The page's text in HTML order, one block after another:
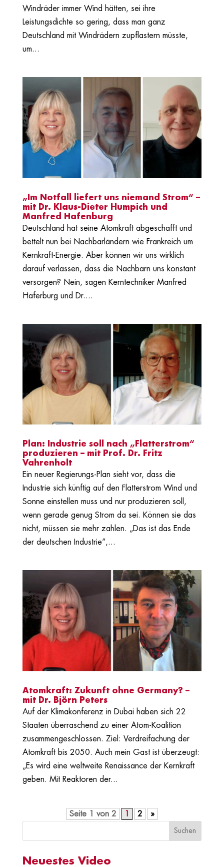
Windräder immer Wind hätten, sei ihre
Leistungsdichte so gering, dass man ganz
Deutschland mit Windrädern zupflastern müsste,
um...
„Im Notfall liefert uns niemand Strom“ –
mit Dr. Klaus-Dieter Humpich und
Manfred Hafenburg
Deutschland hat seine Atomkraft abgeschafft und
bettelt nun bei Nachbarländern wie Frankreich um
Kernkraft-Energie. Aber können wir uns wirklich
darauf verlassen, dass die Nachbarn uns konstant
versorgen? Nein, sagen Kerntechniker Manfred
Haferburg und Dr....
Plan: Industrie soll nach „Flatterstrom“
produzieren – mit Prof. Dr. Fritz
Vahrenholt
Ein neuer Regierungs-Plan sieht vor, dass die
Industrie sich künftig auf den Flatterstrom Wind und
Sonne einstellen muss und nur produzieren soll,
wenn gerade genug Strom da sei. Können sie das
nicht, müssen sie mehr zahlen. „Das ist das Ende
der deutschen Industrie“,...
Atomkraft: Zukunft ohne Germany? –
mit Dr. Björn Peters
Auf der Klimakonferenz in Dubai haben sich 22
Staaten überraschend zu einer Atom-Koalition
zusammengeschlossen. Ziel: Verdreifachung der
Atomkraft bis 2050. Auch mein Gast ist überzeugt:
„Es wird eine weltweite Renaissance der Kernkraft
geben. Mit Reaktoren der...
Seite 1 von 2 1 2 »
Neuestes Video